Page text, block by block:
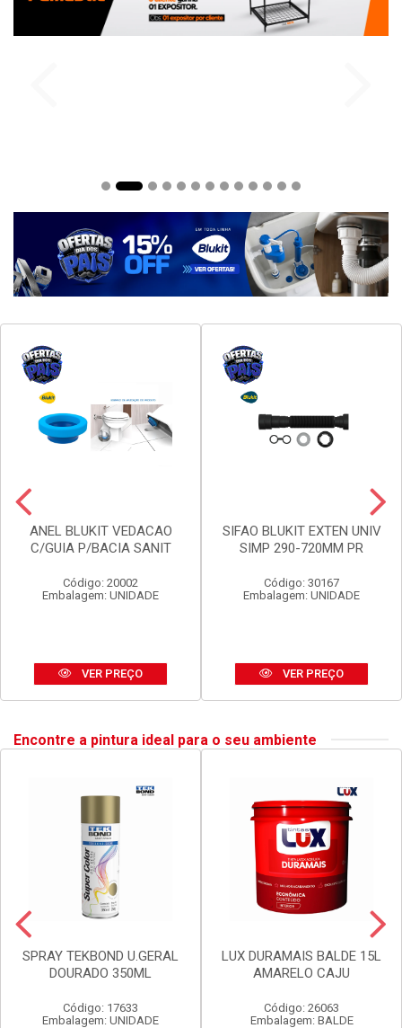
ANEL BLUKIT VEDACAO
C/GUIA P/BACIA SANIT
Código: 20002
Embalagem: UNIDADE
VER PREÇO
SIFAO BLUKIT EXTEN UNIV
SIMP 290-720MM PR
Código: 30167
Embalagem: UNIDADE
VER PREÇO
Encontre a pintura ideal para o seu ambiente
SPRAY TEKBOND U.GERAL
DOURADO 350ML
Código: 17633
Embalagem: UNIDADE
LUX DURAMAIS BALDE 15L
AMARELO CAJU
Código: 26063
Embalagem: BALDE